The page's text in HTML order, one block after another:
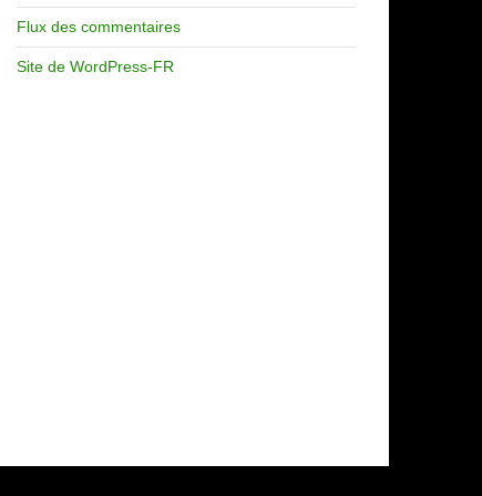
Flux des commentaires
Site de WordPress-FR